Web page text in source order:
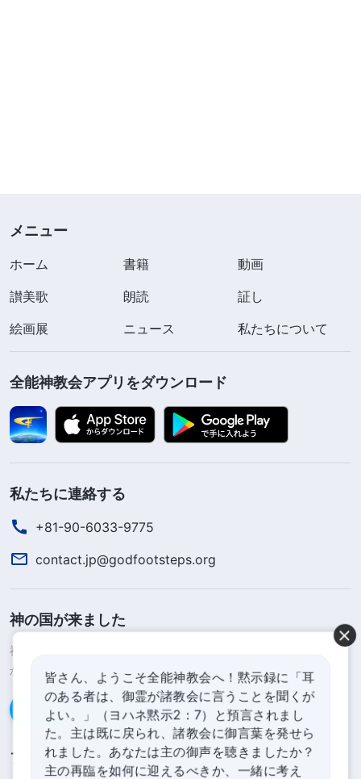
メニュー
ホーム 書籍
動画
讃美歌
朗読
証し
絵画展
ニュース 私たちについて
全能神教会アプリをダウンロード
私たちに連絡する
+81-90-6033-9775
contact.jp@godfootsteps.org
神の国が来ました
神の国が地上に降臨したのです！あなたは神の国に入りたいです
か？
Line経由で連絡する
フォローする
皆さん、ようこそ全能神教会へ！黙示録に「耳
のある者は、御霊が諸教会に言うことを聞くが
よい。」（ヨハネ黙示2：7）と預言されまし
た。主は既に戻られ、諸教会に御言葉を発せら
れました。あなたは主の御声を聴きましたか？
主の再臨を如何に迎えるべきか、一緒に考え